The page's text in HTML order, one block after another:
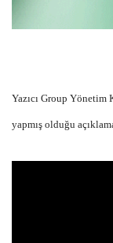
Yazıcı Group Yönetim
yapmış olduğu